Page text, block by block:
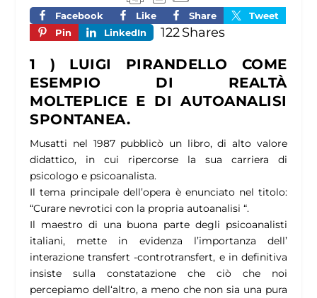
Facebook Like Share
Tweet
Pin
LinkedIn Shares
122
1 ) LUIGI PIRANDELLO COME
ESEMPIO DI REALTÀ
MOLTEPLICE E DI AUTOANALISI
SPONTANEA.
Musatti nel 1987 pubblicò un libro, di alto valore
didattico, in cui ripercorse la sua carriera di
psicologo e psicoanalista.
Il tema principale dell’opera è enunciato nel titolo:
“Curare nevrotici con la propria autoanalisi “.
Il maestro di una buona parte degli psicoanalisti
italiani, mette in evidenza l’importanza dell’
interazione transfert -controtransfert, e in definitiva
insiste sulla constatazione che ciò che noi
percepiamo dell‘altro, a meno che non sia una pura